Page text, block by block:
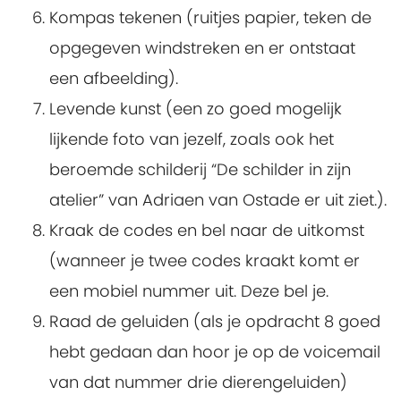
Kompas tekenen (ruitjes papier, teken de
opgegeven windstreken en er ontstaat
een afbeelding).
Levende kunst (een zo goed mogelijk
lijkende foto van jezelf, zoals ook het
beroemde schilderij “De schilder in zijn
atelier” van Adriaen van Ostade er uit ziet.).
Kraak de codes en bel naar de uitkomst
(wanneer je twee codes kraakt komt er
een mobiel nummer uit. Deze bel je.
Raad de geluiden (als je opdracht 8 goed
hebt gedaan dan hoor je op de voicemail
van dat nummer drie dierengeluiden)